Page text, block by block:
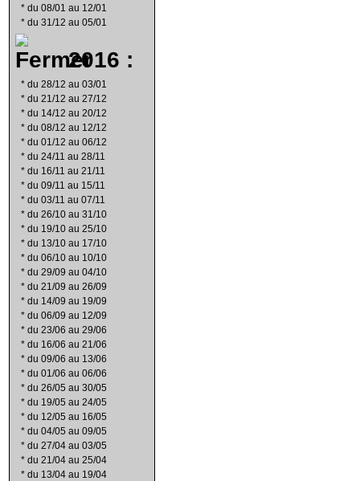
* du 08/01 au 12/01
* du 31/12 au 05/01
2016 :
* du 28/12 au 03/01
* du 21/12 au 27/12
* du 14/12 au 20/12
* du 08/12 au 12/12
* du 01/12 au 06/12
* du 24/11 au 28/11
* du 16/11 au 21/11
* du 09/11 au 15/11
* du 03/11 au 07/11
* du 26/10 au 31/10
* du 19/10 au 25/10
* du 13/10 au 17/10
* du 06/10 au 10/10
* du 29/09 au 04/10
* du 21/09 au 26/09
* du 14/09 au 19/09
* du 06/09 au 12/09
* du 23/06 au 29/06
* du 16/06 au 21/06
* du 09/06 au 13/06
* du 01/06 au 06/06
* du 26/05 au 30/05
* du 19/05 au 24/05
* du 12/05 au 16/05
* du 04/05 au 09/05
* du 27/04 au 03/05
* du 21/04 au 25/04
* du 13/04 au 19/04